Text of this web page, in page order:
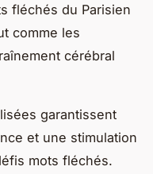
fléchés du Parisien
comme les
cérébral
garantissent
et une stimulation
mots fléchés.